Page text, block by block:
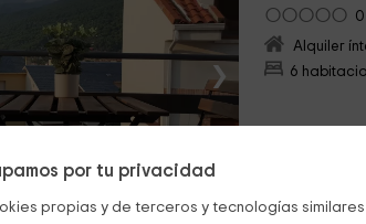
por tu privacidad
propias y de terceros y tecnologías
›
Alquiler
6